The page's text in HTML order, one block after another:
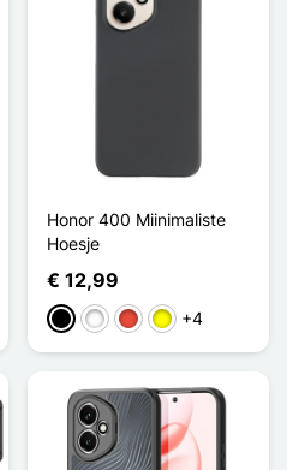
Honor 400 Miinimaliste
Hoesje
€ 12,99
ZwartWit RoodGeel+4